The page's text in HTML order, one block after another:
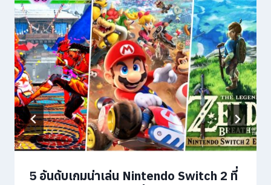
5 อันดับเกมน่าเล่น Nintendo Switch 2 ที่